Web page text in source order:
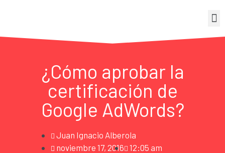
¿Cómo aprobar la
certificación de
Google AdWords?
Juan Ignacio Alberola
noviembre 17, 2016 12:05 am